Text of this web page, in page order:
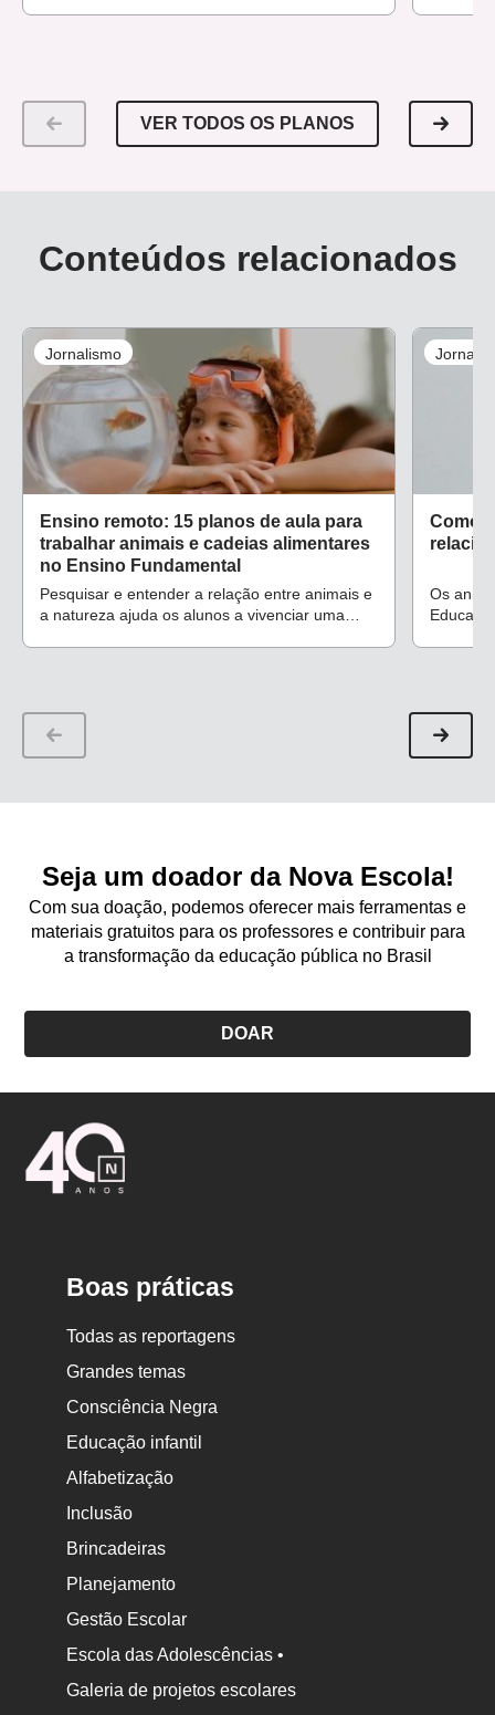
VER TODOS OS PLANOS
Conteúdos relacionados
Jornalismo
Ensino remoto: 15 planos de aula para
trabalhar animais e cadeias alimentares
no Ensino Fundamental
Pesquisar e entender a relação entre animais e
a natureza ajuda os alunos a vivenciar uma
Como
Os
Seja um doador da Nova Escola!
Com sua doação, podemos oferecer mais ferramentas e
materiais gratuitos para os professores e contribuir para
a transformação da educação pública no Brasil
DOAR
Boas práticas
Todas as reportagens
Grandes temas
Consciência Negra
Educação infantil
Alfabetização
Inclusão
Brincadeiras
Planejamento
Gestão Escolar
Escola das Adolescências •
Galeria de projetos escolares